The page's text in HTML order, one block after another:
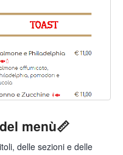
menù📏
delle sezioni e delle